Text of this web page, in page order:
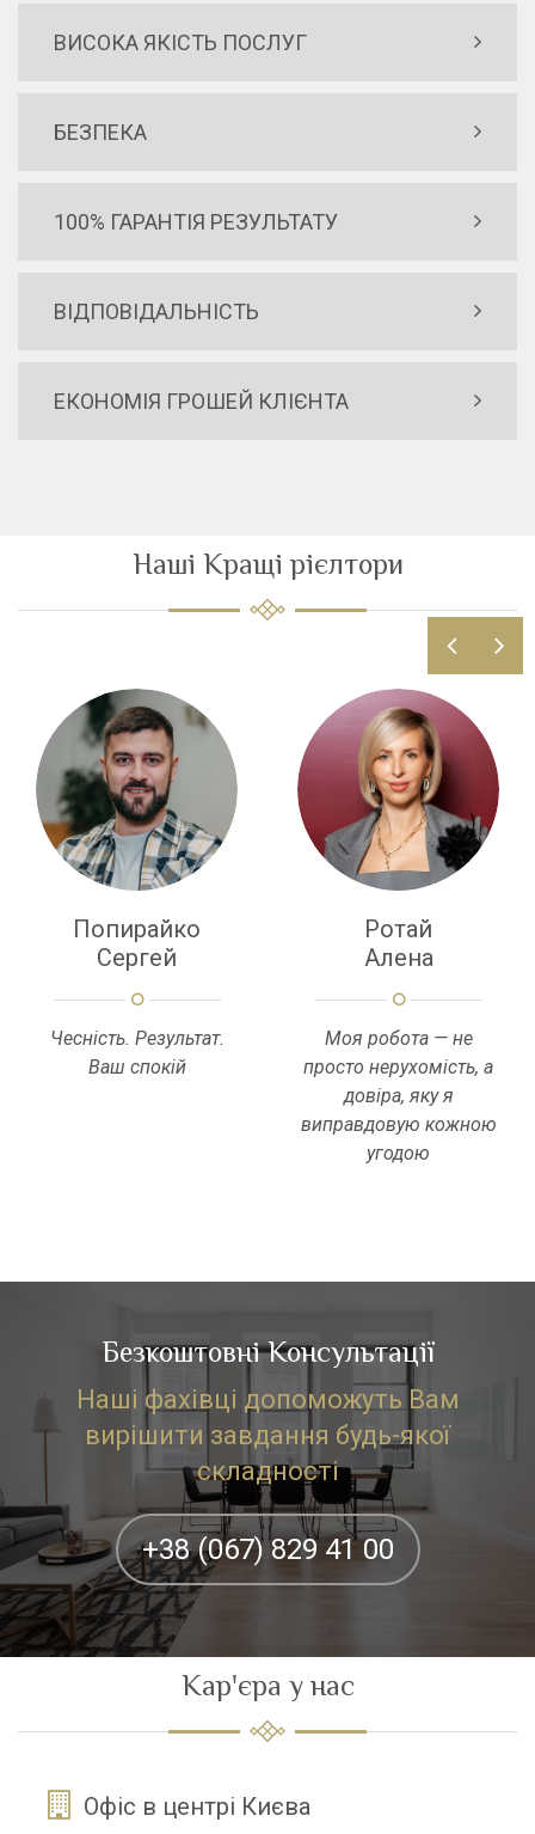
ВИСОКА ЯКІСТЬ ПОСЛУГ
БЕЗПЕКА
100% ГАРАНТІЯ РЕЗУЛЬТАТУ
ВІДПОВІДАЛЬНІСТЬ
ЕКОНОМІЯ ГРОШЕЙ КЛІЄНТА
Наші Кращі рієлтори
Попирайко
Сергей
Чесність. Результат.
Ваш спокій
Ротай
Алена
Моя робота — не
просто нерухомість, а
довіра, яку я
виправдовую кожною
угодою
Безкоштовні Консультації
Наші фахівці допоможуть Вам
вирішити завдання будь-якої
складності
+38 (067) 829 41 00
Кар'єра у нас
Офіс в центрі Києва